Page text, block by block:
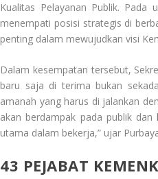
Kualitas Pelayanan Publik.
menempati posisi strategis di
penting dalam mewujudkan visi
Dalam kesempatan tersebut,
baru saja di terima bukan
amanah yang harus di jalankan
akan berdampak pada publik
utama dalam bekerja,” ujar
43 PEJABAT